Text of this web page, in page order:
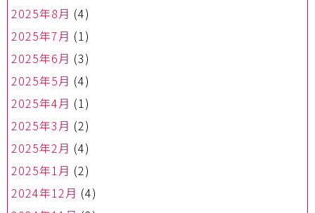
2025年8月 (4)
2025年7月 (1)
2025年6月 (3)
2025年5月 (4)
2025年4月 (1)
2025年3月 (2)
2025年2月 (4)
2025年1月 (2)
2024年12月 (4)